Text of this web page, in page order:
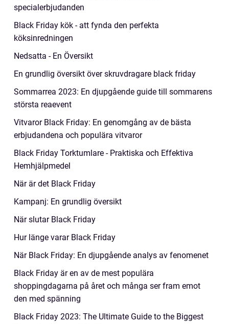
specialerbjudanden
Black Friday kök - att fynda den perfekta
köksinredningen
Nedsatta - En Översikt
En grundlig översikt över skruvdragare black friday
Sommarrea 2023: En djupgående guide till sommarens
största reaevent
Vitvaror Black Friday: En genomgång av de bästa
erbjudandena och populära vitvaror
Black Friday Torktumlare - Praktiska och Effektiva
Hemhjälpmedel
När är det Black Friday
Kampanj: En grundlig översikt
När slutar Black Friday
Hur länge varar Black Friday
När Black Friday: En djupgående analys av fenomenet
Black Friday är en av de mest populära
shoppingdagarna på året och många ser fram emot
den med spänning
Black Friday 2023: The Ultimate Guide to the Biggest